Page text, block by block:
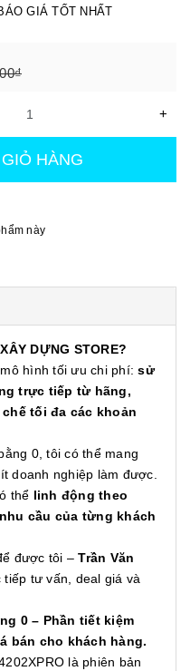
GIÁ TỐT NHẤT
+
HÀNG
này
DỰNG STORE?
hình tối ưu chi phí:sử
trực tiếp từ hãng,
tối đa các khoản
0, tôi có thể mang
doanh nghiệp làm được.
thể linh động theo
cầu của từng khách
được tôi –Trần Văn
tiếp tư vấn, deal giá và
0 – Phần tiết kiệm
bán cho khách hàng.
là phiên bản